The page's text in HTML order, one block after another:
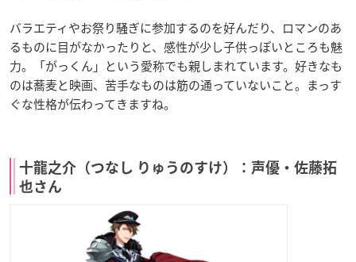
バラエティやお祭り騒ぎに参加するのを好んだり、ロマンのあ
るものに目がなかったりと、感性が少し子供っぽいところも魅
力。「がっくん」という愛称でも親しまれています。好きなも
のは蕎麦と映画、苦手なものは筋の通っていないこと。まっす
ぐな性格が伝わってきますね。
十龍之介（つなし りゅうのすけ）：声優・佐藤拓
也さん